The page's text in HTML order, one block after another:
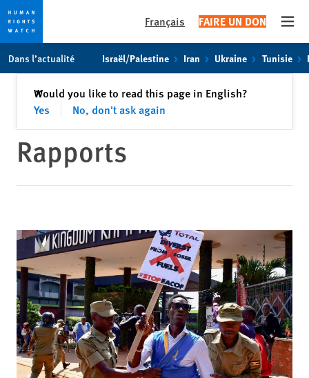
toto
content
Français FAIRE UN DON
Dans l’actualité Israël/Palestine Iran Ukraine Tunisie
Would you like to read this page in English?
Yes
No, don't ask again
✕Fermer
Rapports